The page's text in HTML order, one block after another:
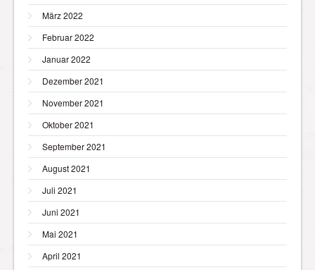
März 2022
Februar 2022
Januar 2022
Dezember 2021
November 2021
Oktober 2021
September 2021
August 2021
Juli 2021
Juni 2021
Mai 2021
April 2021